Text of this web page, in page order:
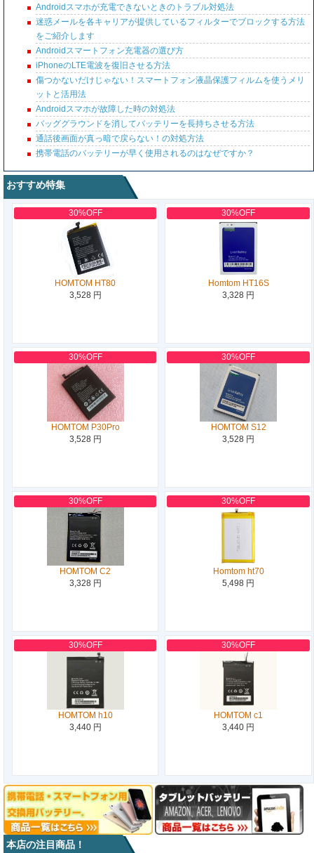
Androidスマホが充電できないときのトラブル対処法
迷惑メールを各キャリアが提供しているフィルターでブロックする方法
をご紹介します
Androidスマートフォン充電器の選び方
iPhoneのLTE電波を復旧させる方法
傷つかないだけじゃない！スマートフォン液晶保護フィルムを使うメリ
ットと活用法
Androidスマホが故障した時の対処法
バッググラウンドを消してバッテリーを長持ちさせる方法
通話後画面が真っ暗で戻らない！の対処方法
携帯電話のバッテリーが早く使用されるのはなぜですか？
おすすめ特集
30%OFF
HOMTOM HT80
3,528 円
30%OFF
Homtom HT16S
3,328 円
30%OFF
HOMTOM P30Pro
3,528 円
30%OFF
HOMTOM S12
3,528 円
30%OFF
HOMTOM C2
3,328 円
30%OFF
Homtom ht70
5,498 円
30%OFF
HOMTOM h10
3,440 円
30%OFF
HOMTOM c1
3,440 円
本店の注目商品！